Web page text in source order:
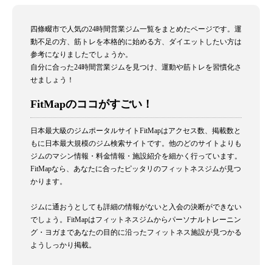
四條畷市で人気の24時間営業ジム一覧をまとめたページです。運
動不足の方、筋トレを本格的に始める方、ダイエットしたい方は
参考になりましたでしょうか。
自分に合った24時間営業ジムを見つけ、運動や筋トレを習慣化さ
せましょう！
FitMapのココがすごい！
日本最大級のジムポータルサイトFitMapはアクセス数、掲載数と
もに日本最大規模のジム検索サイトです。他のどのサイトよりも
ジムのマシン情報・料金情報・施設紹介を細かく行っています。
FitMapなら、あなたに合ったピッタリのフィットネスジムが見つ
かります。
ジムに通おうとしても詳細の情報がないと入会の決断ができない
でしょう。FitMapはフィットネスジムからパーソナルトレーニン
グ・ヨガまであなたの目的に沿ったフィットネス施設が見つかる
ようしっかり掲載。